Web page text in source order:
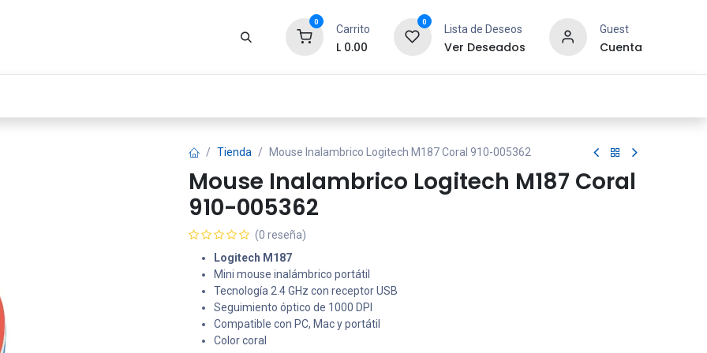
0
Carrito
L 0.00
0
Lista de Deseos
Ver Deseados
Guest
Cuenta
Tienda Mouse Inalambrico Logitech M187 Coral 910-005362
Mouse Inalambrico Logitech M187 Coral
910-005362
(0 reseña)
Logitech M187
Mini mouse inalámbrico portátil
Tecnología 2.4 GHz con receptor USB
Seguimiento óptico de 1000 DPI
Compatible con PC, Mac y portátil
Color coral